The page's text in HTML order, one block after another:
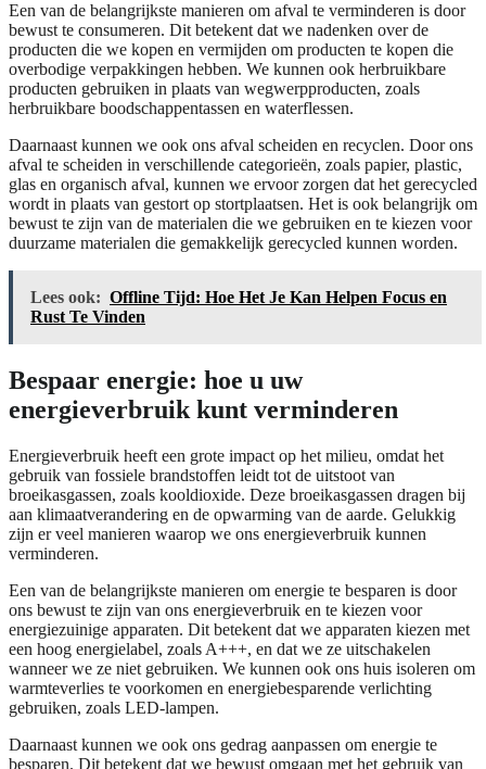
Een van de belangrijkste manieren om afval te verminderen is door
bewust te consumeren. Dit betekent dat we nadenken over de
producten die we kopen en vermijden om producten te kopen die
overbodige verpakkingen hebben. We kunnen ook herbruikbare
producten gebruiken in plaats van wegwerpproducten, zoals
herbruikbare boodschappentassen en waterflessen.
Daarnaast kunnen we ook ons afval scheiden en recyclen. Door ons
afval te scheiden in verschillende categorieën, zoals papier, plastic,
glas en organisch afval, kunnen we ervoor zorgen dat het gerecycled
wordt in plaats van gestort op stortplaatsen. Het is ook belangrijk om
bewust te zijn van de materialen die we gebruiken en te kiezen voor
duurzame materialen die gemakkelijk gerecycled kunnen worden.
Lees ook: Offline Tijd: Hoe Het Je Kan Helpen Focus en
Rust Te Vinden
Bespaar energie: hoe u uw
energieverbruik kunt verminderen
Energieverbruik heeft een grote impact op het milieu, omdat het
gebruik van fossiele brandstoffen leidt tot de uitstoot van
broeikasgassen, zoals kooldioxide. Deze broeikasgassen dragen bij
aan klimaatverandering en de opwarming van de aarde. Gelukkig
zijn er veel manieren waarop we ons energieverbruik kunnen
verminderen.
Een van de belangrijkste manieren om energie te besparen is door
ons bewust te zijn van ons energieverbruik en te kiezen voor
energiezuinige apparaten. Dit betekent dat we apparaten kiezen met
een hoog energielabel, zoals A+++, en dat we ze uitschakelen
wanneer we ze niet gebruiken. We kunnen ook ons huis isoleren om
warmteverlies te voorkomen en energiebesparende verlichting
gebruiken, zoals LED-lampen.
Daarnaast kunnen we ook ons gedrag aanpassen om energie te
besparen. Dit betekent dat we bewust omgaan met het gebruik van